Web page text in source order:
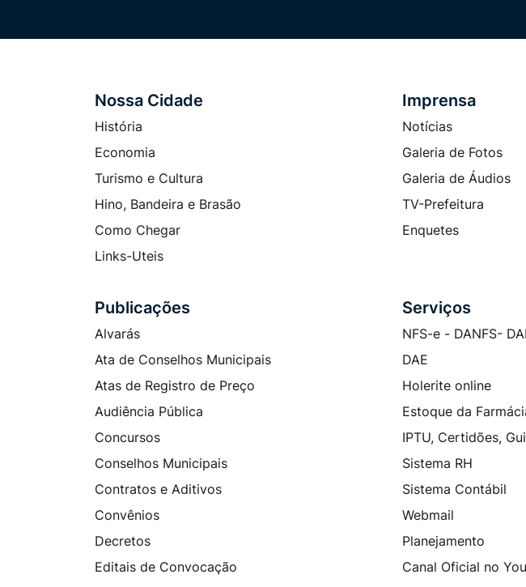
Seção do Rodapé e Contato
Nossa Cidade
História
Economia
Turismo e Cultura
Hino, Bandeira e Brasão
Como Chegar
Links-Uteis
Imprensa
Notícias
Galeria de Fotos
Galeria de Áudios
TV-Prefeitura
Enquetes
Publicações
Alvarás
Ata de Conselhos Municipais
Atas de Registro de Preço
Audiência Pública
Concursos
Conselhos Municipais
Contratos e Aditivos
Convênios
Decretos
Editais de Convocação
Serviços
NFS-e - DANFS-
DAE
Holerite online
Estoque da
IPTU, Certidões,
Sistema RH
Sistema Contábil
Webmail
Planejamento
Canal Oficial no